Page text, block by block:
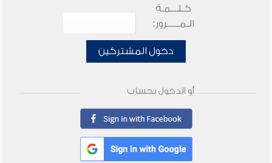
كـلـــمـة
الـمـــــرور:
دخول المشتركين
أو الدخول بحساب